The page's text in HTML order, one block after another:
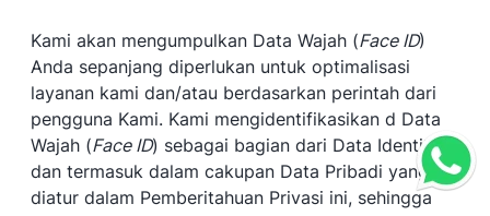
Kami akan mengumpulkan Data Wajah (Face ID)
Anda sepanjang diperlukan untuk optimalisasi
layanan kami dan/atau berdasarkan perintah dari
pengguna Kami. Kami mengidentifikasikan d Data
Wajah (Face ID) sebagai bagian dari Data Identitas
dan termasuk dalam cakupan Data Pribadi yang
diatur dalam Pemberitahuan Privasi ini, sehingga